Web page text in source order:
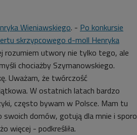
Wieniawskiego. - Po konkursie
skrzypcowego d-moll Henryka
rozumiem utwory nie tylko tego, ale
chociażby Szymanowskiego.
Uważam, że twórczość
W ostatnich latach bardzo
często bywam w Polsce. Mam tu
domów, gotują dla mnie i sporo
więcej - podkreśliła.